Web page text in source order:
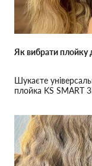
Як вибрати плойку
Шукаєте
плойка KS SMART